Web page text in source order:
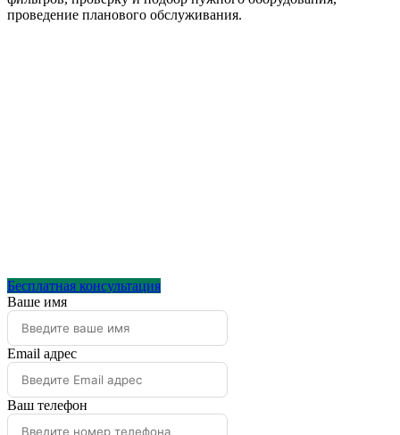
проведение планового обслуживания.
Бесплатная консультация
Ваше имя
Email адрес
Ваш телефон